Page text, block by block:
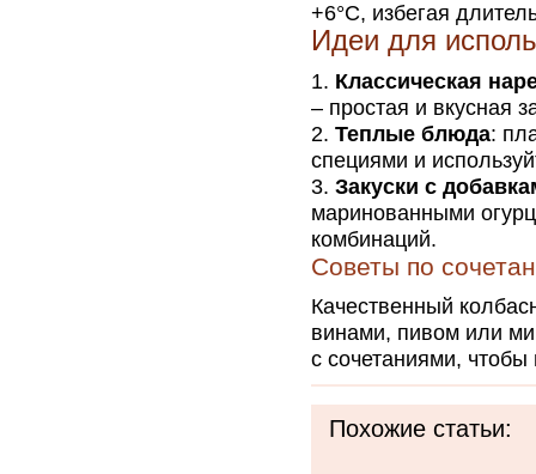
+6°C, избегая
Идеи для
Классическая
– простая и вкусная
Теплые блюда:
специями и
Закуски с
маринованными
комбинаций.
Советы по
Качественный
винами, пивом или
с сочетаниями, чтобы
Похожие статьи: